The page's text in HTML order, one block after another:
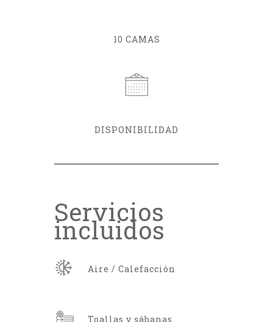
10 CAMAS
DISPONIBILIDAD
Servicios
incluidos
Aire / Calefacción
Toallas y sábanas